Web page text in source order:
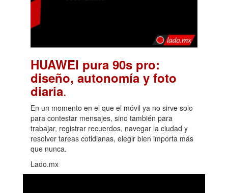
HUAWEI pura 90s pro:
diseño, autonomía y foto
diaria.
En un momento en el que el móvil ya no sirve solo
para contestar mensajes, sino también para
trabajar, registrar recuerdos, navegar la ciudad y
resolver tareas cotidianas, elegir bien importa más
que nunca.
Lado.mx